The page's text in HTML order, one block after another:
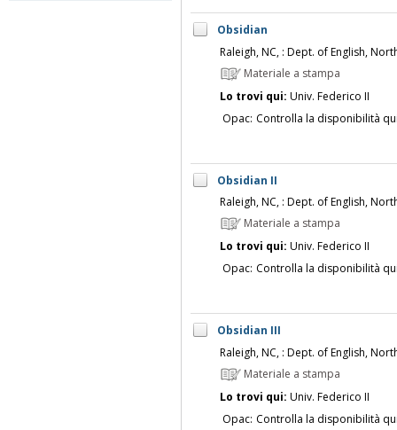
Obsidian
Raleigh, NC, : Dept. of English,
Materiale a stampa
Lo trovi qui: Univ. Federico II
Opac: Controlla la disponibilità
Obsidian II
Raleigh, NC, : Dept. of English,
Materiale a stampa
Lo trovi qui: Univ. Federico II
Opac: Controlla la disponibilità
Obsidian III
Raleigh, NC, : Dept. of English,
Materiale a stampa
Lo trovi qui: Univ. Federico II
Opac: Controlla la disponibilità